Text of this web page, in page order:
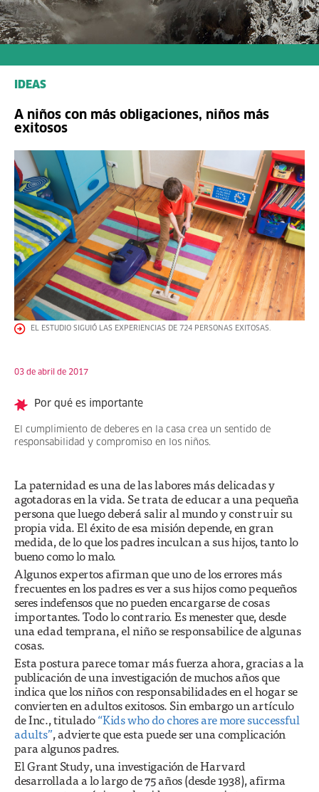
IDEAS
A niños con más obligaciones, niños más
exitosos
EL ESTUDIO SIGUIÓ LAS EXPERIENCIAS DE 724 PERSONAS EXITOSAS.
03 de abril de 2017
Por qué es importante
El cumplimiento de deberes en la casa crea un sentido de
responsabilidad y compromiso en los niños.
La paternidad es una de las labores más delicadas y
agotadoras en la vida. Se trata de educar a una pequeña
persona que luego deberá salir al mundo y construir su
propia vida. El éxito de esa misión depende, en gran
medida, de lo que los padres inculcan a sus hijos, tanto lo
bueno como lo malo.
Algunos expertos afirman que uno de los errores más
frecuentes en los padres es ver a sus hijos como pequeños
seres indefensos que no pueden encargarse de cosas
importantes. Todo lo contrario. Es menester que, desde
una edad temprana, el niño se responsabilice de algunas
cosas.
Esta postura parece tomar más fuerza ahora, gracias a la
publicación de una investigación de muchos años que
indica que los niños con responsabilidades en el hogar se
convierten en adultos exitosos. Sin embargo un artículo
de Inc., titulado“Kids who do chores are more successful
adults”, advierte que esta puede ser una complicación
para algunos padres.
El Grant Study, una investigación de Harvard
desarrollada a lo largo de 75 años (desde 1938), afirma